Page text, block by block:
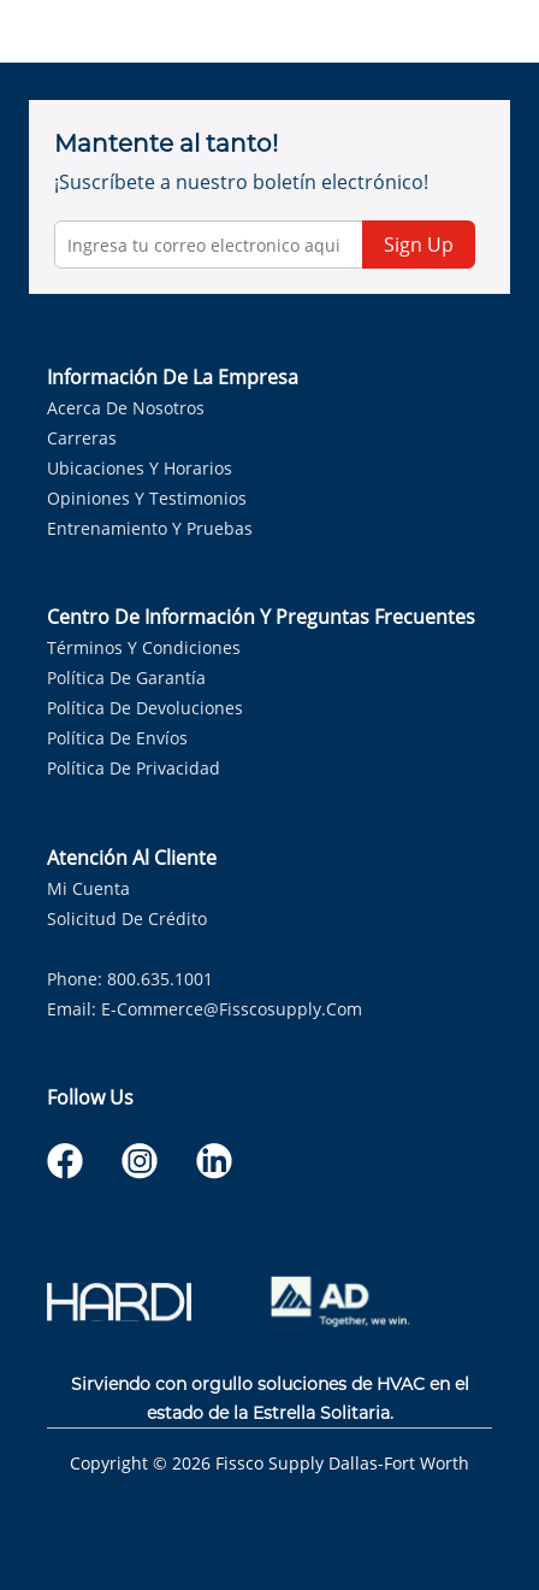
Mantente al tanto!
¡Suscríbete a nuestro boletín electrónico!
Sign Up
Información De La Empresa
Acerca De Nosotros
Carreras
Ubicaciones Y Horarios
Opiniones Y Testimonios
Entrenamiento Y Pruebas
Centro De Información Y Preguntas Frecuentes
Términos Y Condiciones
Política De Garantía
Política De Devoluciones
Política De Envíos
Política De Privacidad
Atención Al Cliente
Mi Cuenta
Solicitud De Crédito
Phone: 800.635.1001
Email: E-Commerce@fisscosupply.com
Follow Us
Sirviendo con orgullo soluciones de HVAC en el
estado de la Estrella Solitaria.
Copyright © 2026 Fissco Supply Dallas-Fort Worth